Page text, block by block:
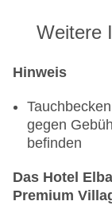
Weitere
Hinweis
gegen
befinden
Das Hotel
Premium